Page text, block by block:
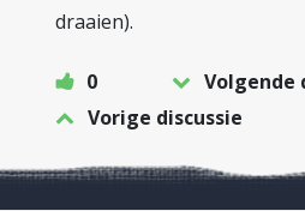
draaien).
0
Volgende
Vorige discussie